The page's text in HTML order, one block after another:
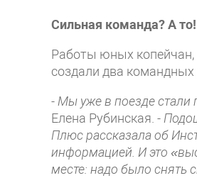
Сильная команда? А то!
Работы юных копейчан,
создали два командных
- Мы уже в поезде
Елена Рубинская. -
Плюс рассказала об
информацией. И это
месте: надо было снять